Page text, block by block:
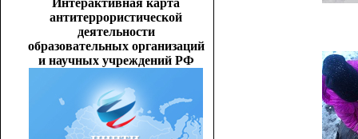
Интерактивная карта
антитеррористической
деятельности
образовательных организаций
и научных учреждений РФ